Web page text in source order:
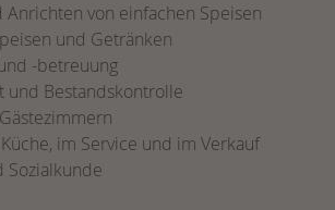
Anrichten von einfachen Speisen
und Getränken
-betreuung
und Bestandskontrolle
im Service und im Verkauf
Sozialkunde